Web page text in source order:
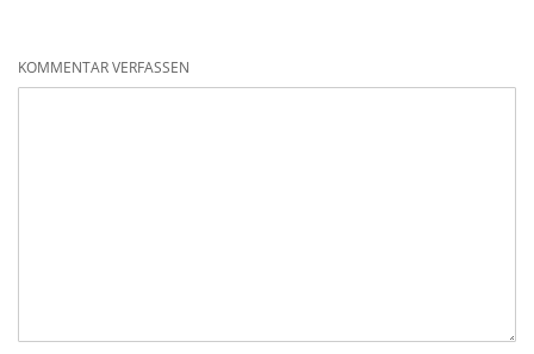
KOMMENTAR VERFASSEN